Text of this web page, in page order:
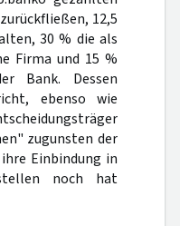
12,5
30 % die als
Firma und 15 %
Bank. Dessen
ebenso wie
zugunsten der
Einbindung in
noch hat